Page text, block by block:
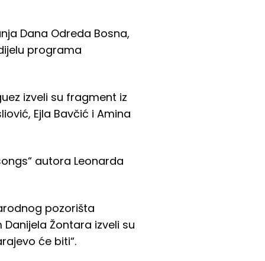
Dana Odreda Bosna,
programa
izveli su fragment iz
Ejla Bavčić i Amina
autora Leonarda
pozorišta
Žontara izveli su
će biti“.